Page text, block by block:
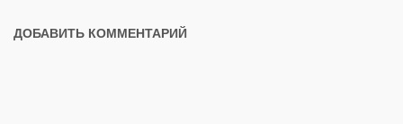
ДОБАВИТЬ КОММЕНТАРИЙ